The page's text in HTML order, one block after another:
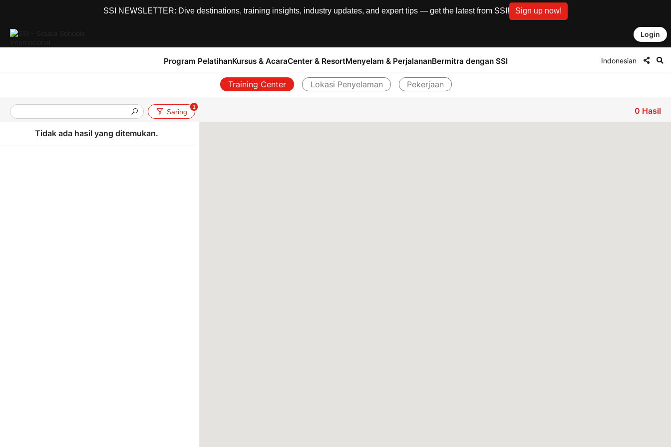
SSI NEWSLETTER: Dive destinations, training insights, industry updates, and expert tips — get the latest from SSI! Sign up now!
Login
Program PelatihanKursus & AcaraCenter & ResortMenyelam & PerjalananBermitra dengan SSI Indonesian
Training Center Lokasi Penyelaman Pekerjaan
Saring
1 0 Hasil
Tidak ada hasil yang ditemukan.